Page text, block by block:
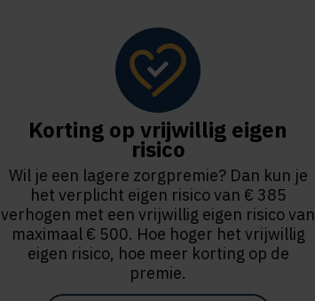
Korting op vrijwillig eigen
risico
Wil je een lagere zorgpremie? Dan kun je
het verplicht eigen risico van € 385
verhogen met een vrijwillig eigen risico van
maximaal € 500. Hoe hoger het vrijwillig
eigen risico, hoe meer korting op de
premie.